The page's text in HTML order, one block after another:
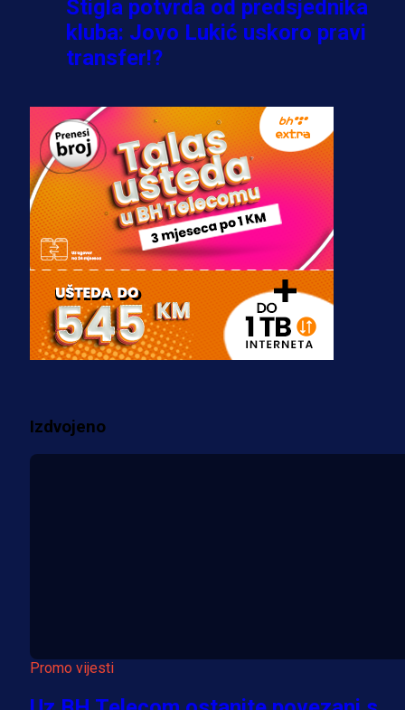
Stigla potvrda od predsjednika
kluba: Jovo Lukić uskoro pravi
transfer!?
A Selekcija
Zmajevi dobili veliko pojačanje:
Fudbaler Olympiacosa želi obući
dres BiH!
3 sedmica 5 dan
Premijer liga BiH
Misimović priveden: SIPA ga tereti
za pranje novca, pretresaju
prostorije FK Borac!
Više vijesti
Izdvojeno
Promo vijesti